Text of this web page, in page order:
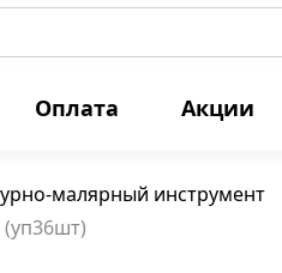
Оплата Акции
малярный инструмент